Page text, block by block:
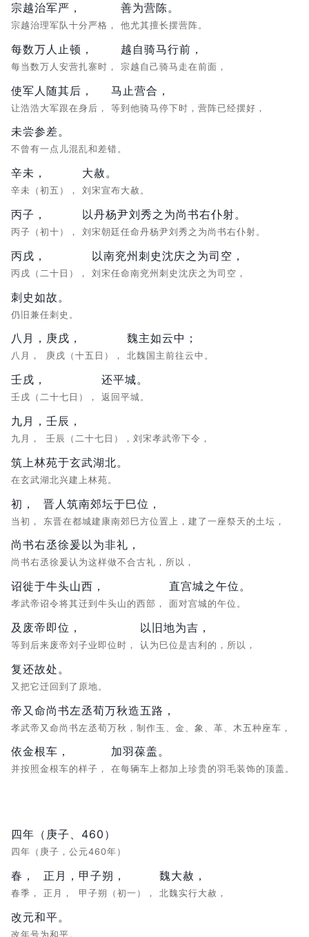
宗越治军严，
宗越治理军队十分严格，
善为营陈。
他尤其擅长摆营阵。
每数万人止顿，
每当数万人安营扎寨时，
越自骑马行前，
宗越自己骑马走在前面，
使军人随其后，
让浩浩大军跟在身后，
马止营合，
等到他骑马停下时，营阵已经摆好，
未尝参差。
不曾有一点儿混乱和差错。
辛未，
辛未（初五），
大赦。
刘宋宣布大赦。
丙子，
丙子（初十），
以丹杨尹刘秀之为尚书右仆射。
刘宋朝廷任命丹杨尹刘秀之为尚书右仆射。
丙戌，
丙戌（二十日），
以南兖州刺史沈庆之为司空，
刘宋任命南兖州刺史沈庆之为司空，
刺史如故。
仍旧兼任刺史。
八月，
八月，
庚戌，
庚戌（十五日），
魏主如云中；
北魏国主前往云中。
壬戌，
壬戌（二十七日），
还平城。
返回平城。
九月，
九月，
壬辰，
壬辰（二十七日），刘宋孝武帝下令，
筑上林苑于玄武湖北。
在玄武湖北兴建上林苑。
初，
当初，
晋人筑南郊坛于巳位，
东晋在都城建康南郊巳方位置上，建了一座祭天的土坛，
尚书右丞徐爰以为非礼，
尚书右丞徐爰认为这样做不合古礼，所以，
诏徙于牛头山西，
孝武帝诏令将其迁到牛头山的西部，
直宫城之午位。
面对宫城的午位。
及废帝即位，
等到后来废帝刘子业即位时，
以旧地为吉，
认为巳位是吉利的，所以，
复还故处。
又把它迁回到了原地。
帝又命尚书左丞荀万秋造五路，
孝武帝又命尚书左丞荀万秋，制作玉、金、象、革、木五种座车，
依金根车，
并按照金根车的样子，
加羽葆盖。
在每辆车上都加上珍贵的羽毛装饰的顶盖。
四年（庚子、460）
四年（庚子，公元460年）
春，
春季，
正月，
正月，
甲子朔，
甲子朔（初一），
魏大赦，
北魏实行大赦，
改元和平。
改年号为和平。